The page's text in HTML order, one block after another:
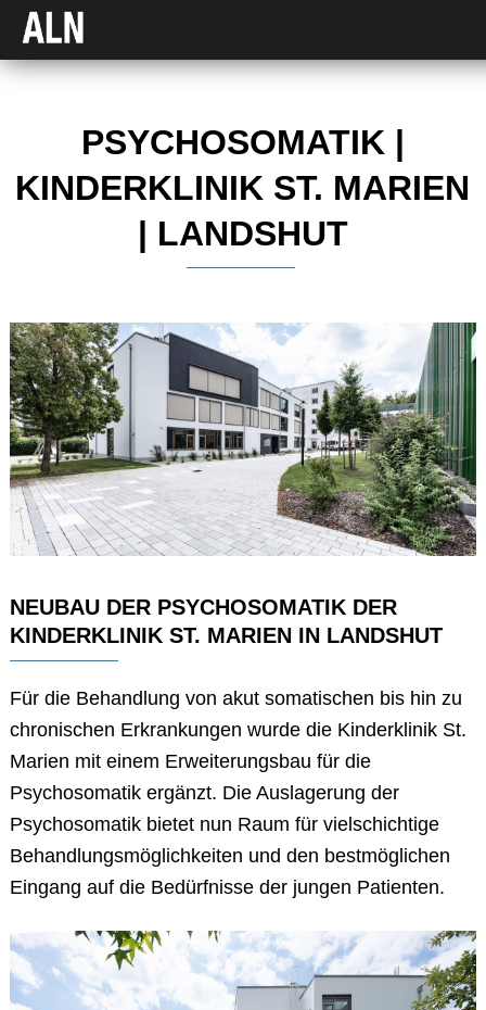
PSYCHOSOMATIK |
KINDERKLINIK ST. MARIEN
| LANDSHUT
NEUBAU DER PSYCHOSOMATIK DER
KINDERKLINIK ST. MARIEN IN LANDSHUT
Für die Behandlung von akut somatischen bis hin zu
chronischen Erkrankungen wurde die Kinderklinik St.
Marien mit einem Erweiterungsbau für die
Psychosomatik ergänzt. Die Auslagerung der
Psychosomatik bietet nun Raum für vielschichtige
Behandlungsmöglichkeiten und den bestmöglichen
Eingang auf die Bedürfnisse der jungen Patienten.